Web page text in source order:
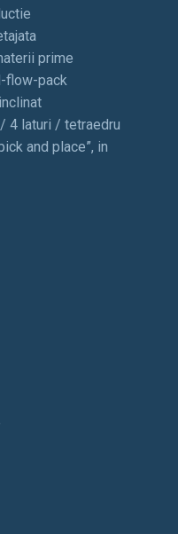
prime
flow-pack
4 laturi / tetraedru
and place”, in